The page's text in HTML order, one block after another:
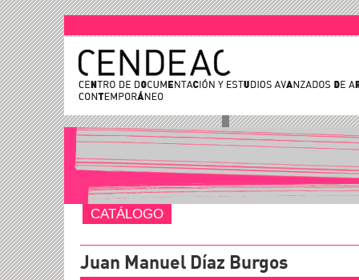
CATÁLOGO
Juan Manuel Díaz Burgos